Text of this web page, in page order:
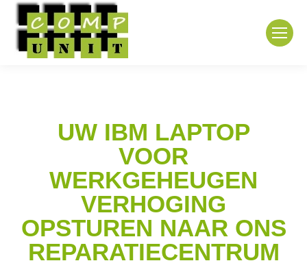
UW IBM LAPTOP
VOOR
WERKGEHEUGEN
VERHOGING
OPSTUREN NAAR ONS
REPARATIECENTRUM